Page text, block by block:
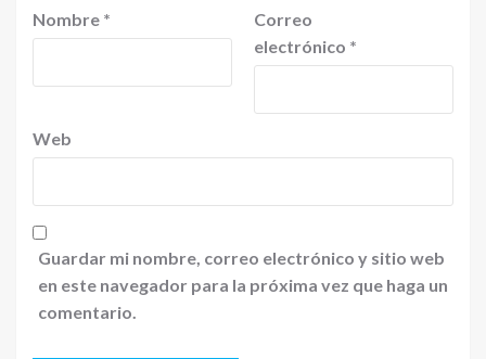
Nombre *
Correo
electrónico *
Web
Guardar mi nombre, correo electrónico y sitio web
en este navegador para la próxima vez que haga un
comentario.